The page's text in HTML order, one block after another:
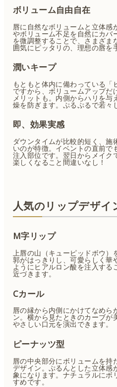
ボリューム自由自在
唇に自然なボリュームと立体感
やボリューム不足を自然にカバ
を微調整することで、さまざま
囲気にピッタリの、理想の唇を
潤いキープ
もともと体内に備わっている
ですから、ボリュームアップだ
メリットも。内側からハリを
燥を防ぎます。ぷるぷるで若々
即、効果実感
ダウンタイムが比較的短く、施
いのが特徴。イベントの直前で
注入部位です。翌日からメイク
楽しくなること間違いなし！
人気のリップデザイ
M字リップ
上唇の山（キューピッドボウ）
郭がはっきりし、可愛らしく
ようにヒアルロン酸を注入する
近づきます。
Cカール
唇の縁から内側にかけてなめら
ン。横から見たときのカーブが
やさしい口元を演出できます。
ピーナッツ型
唇の中央部分にボリュームを持
デザイン。ぷるんとした立体感
象になります。ナチュラルにボ
すめです。